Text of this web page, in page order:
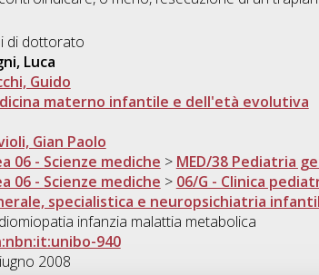
di dottorato
Luca
Guido
materno infantile e dell'età evolutiva
Gian Paolo
06 - Scienze mediche > MED/38 Pediatria
06 - Scienze mediche > 06/G - Clinica
specialistica e neuropsichiatria
infanzia malattia metabolica
940
2008